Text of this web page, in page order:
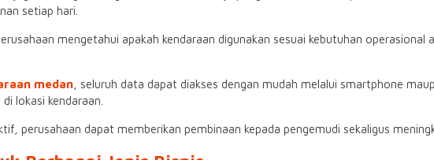
setiap hari.
mengetahui apakah kendaraan digunakan sesuai kebutuhan
medan , seluruh data dapat diakses dengan mudah melalui smartphone
lokasi kendaraan.
perusahaan dapat memberikan pembinaan kepada pengemudi sekaligus